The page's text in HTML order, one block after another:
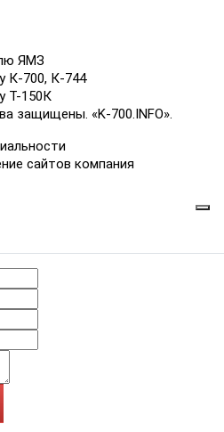
ЯМЗ
К-700, К-744
Т-150К
защищены. «K-700.INFO».
сайтов компания